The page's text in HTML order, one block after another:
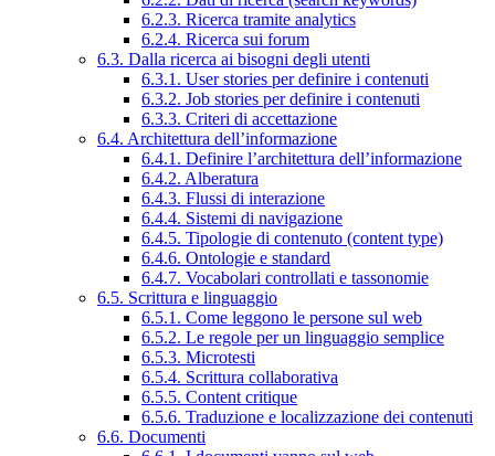
6.2.3. Ricerca tramite analytics
6.2.4. Ricerca sui forum
6.3. Dalla ricerca ai bisogni degli utenti
6.3.1. User stories per definire i contenuti
6.3.2. Job stories per definire i contenuti
6.3.3. Criteri di accettazione
6.4. Architettura dell’informazione
6.4.1. Definire l’architettura dell’informazione
6.4.2. Alberatura
6.4.3. Flussi di interazione
6.4.4. Sistemi di navigazione
6.4.5. Tipologie di contenuto (content type)
6.4.6. Ontologie e standard
6.4.7. Vocabolari controllati e tassonomie
6.5. Scrittura e linguaggio
6.5.1. Come leggono le persone sul web
6.5.2. Le regole per un linguaggio semplice
6.5.3. Microtesti
6.5.4. Scrittura collaborativa
6.5.5. Content critique
6.5.6. Traduzione e localizzazione dei contenuti
6.6. Documenti